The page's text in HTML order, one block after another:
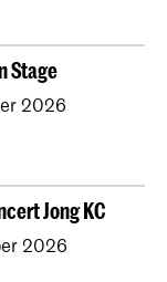
Stage
2026
Jong KC
2026